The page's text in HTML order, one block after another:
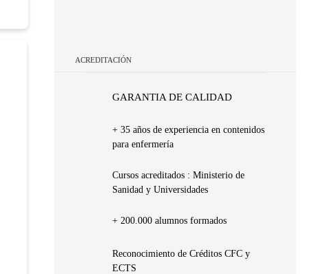
ACREDITACIÓN
GARANTIA DE CALIDAD
+ 35 años de experiencia en contenidos
para enfermería
Cursos acreditados : Ministerio de
Sanidad y Universidades
+ 200.000 alumnos formados
Reconocimiento de Créditos CFC y
ECTS